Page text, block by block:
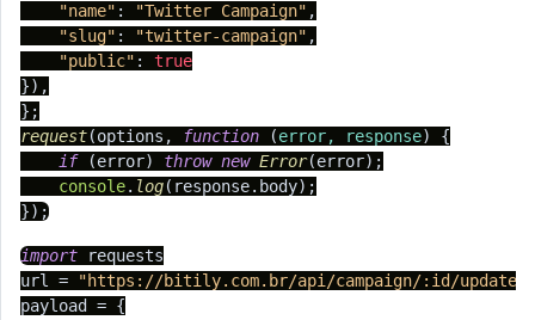
"name" : "Twitter Campaign" ,
"slug" : "twitter-campaign" ,
"public" : true
}),
request(options, function (error, response) {
if (error) throw new Error(error);
console. log(response. body);
});
import requests
url =
"https://bitily.com.br/api/campaign/:id/update"
payload = {